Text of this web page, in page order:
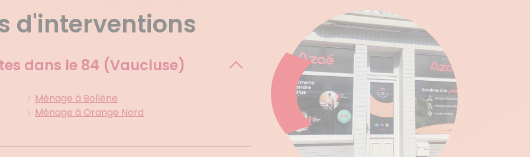
d'interventions
dans le 84 (Vaucluse)
Ménage à Bollène
Ménage à Orange Nord